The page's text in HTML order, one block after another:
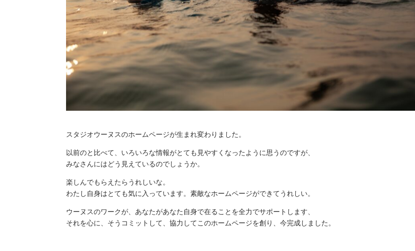
スタジオウーヌスのホームページが生まれ変わりました。
以前のと比べて、いろいろな情報がとても見やすくなったように思うのですが、
みなさんにはどう見えているのでしょうか。
楽しんでもらえたらうれしいな。
わたし自身はとても気に入っています。素敵なホームページができてうれしい。
ウーヌスのワークが、あなたがあなた自身で在ることを全力でサポートします、
それを心に、そうコミットして、協力してこのホームページを創り、今完成しました。